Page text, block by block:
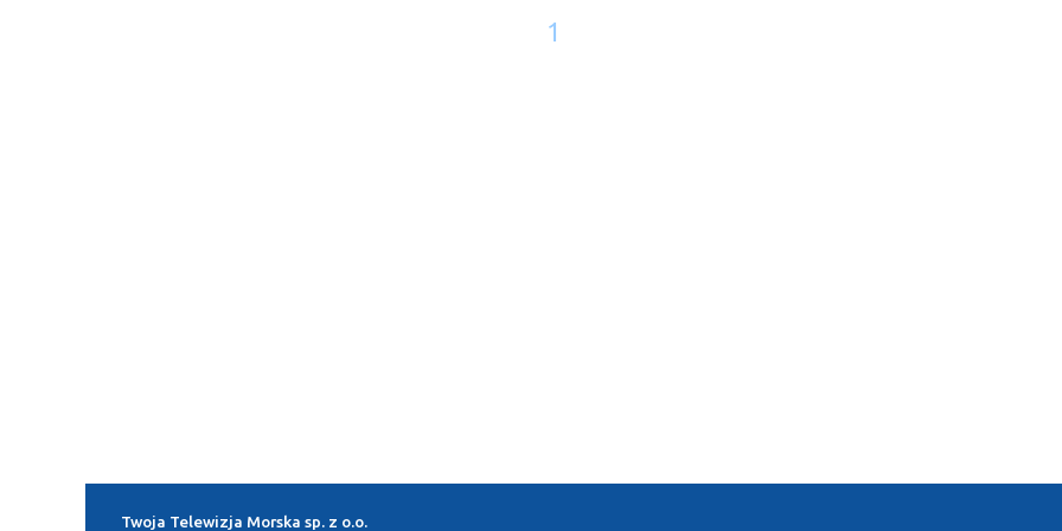
1
Twoja Telewizja Morska sp. z o.o.